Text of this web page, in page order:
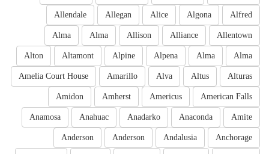
Alfred
Algona
Alice
Allegan
Allendale
Allentown
Alliance
Allison
Alma
Alma
Alma
Alma
Alpena
Alpine
Altamont
Alton
Alturas
Altus
Alva
Amarillo
Amelia Court House
American Falls
Americus
Amherst
Amidon
Amite
Anaconda
Anadarko
Anahuac
Anamosa
Anchorage
Andalusia
Anderson
Anderson